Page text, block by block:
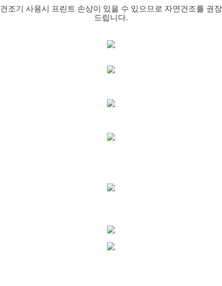
건조기 사용시 프린트 손상이 있을 수 있으므로 자연건조를 권장
드립니다.